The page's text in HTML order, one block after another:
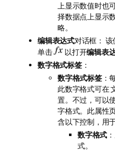
上显示数值时也
择数据点上显示
略。
编辑表达式对话框： 该
单击
以打开编辑表
数字格式标签：
数字格式标签：
此数字格式可在
置。不过，可以
字格式。此属性
含以下控制，用
数字格式
式。